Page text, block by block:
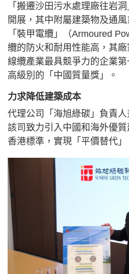
「搬遷沙田污水處理廠往岩
開展，其中附屬建築物及通
「裝甲電纜」（Armoured
纜的防火和耐用性能高，其
線纜產業最具競爭力的企業
高級別的「中國質量獎」。
力求降低建築成本
代理公司「海旭綠碳」負責人
該司致力引入中國和海外優
香港標準，實現「平價替代」